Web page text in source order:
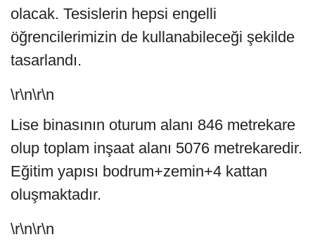
olacak. Tesislerin hepsi engelli
öğrencilerimizin de kullanabileceği şekilde
tasarlandı.
\r\n\r\n
Lise binasının oturum alanı 846 metrekare
olup toplam inşaat alanı 5076 metrekaredir.
Eğitim yapısı bodrum+zemin+4 kattan
oluşmaktadır.
\r\n\r\n